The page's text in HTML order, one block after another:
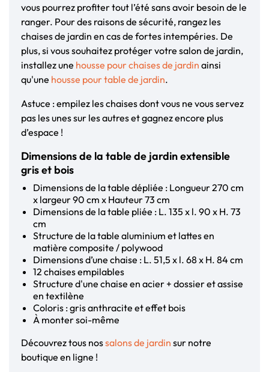
vous pourrez profiter tout l’été sans avoir besoin de le
ranger. Pour des raisons de sécurité, rangez les
chaises de jardin en cas de fortes intempéries. De
plus, si vous souhaitez protéger votre salon de jardin,
installez une housse pour chaises de jardin ainsi
qu'une housse pour table de jardin.
Astuce : empilez les chaises dont vous ne vous servez
pas les unes sur les autres et gagnez encore plus
d’espace !
Dimensions de la table de jardin extensible
gris et bois
Dimensions de la table dépliée : Longueur 270 cm
x largeur 90 cm x Hauteur 73 cm
Dimensions de la table pliée : L. 135 x l. 90 x H. 73
cm
Structure de la table aluminium et lattes en
matière composite / polywood
Dimensions d’une chaise : L. 51,5 x l. 68 x H. 84 cm
12 chaises empilables
Structure d'une chaise en acier + dossier et assise
en textilène
Coloris : gris anthracite et effet bois
À monter soi-même
Découvrez tous nossalons de jardin sur notre
boutique en ligne !